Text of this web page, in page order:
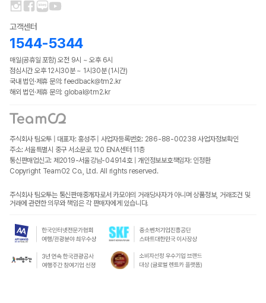
고객센터
1544-5344
매일(공휴일 포함) 오전 9시 ~ 오후 6시
점심시간 오후 12시30분 ~ 1시30분 (1시간)
국내 법인·제휴 문의: feedback@tm2.kr
해외 법인·제휴 문의: global@tm2.kr
주식회사 팀오투 | 대표자: 홍성주 | 사업자등록번호: 286-88-00238 사업자정보확인
주소: 서울특별시 중구 서소문로 120 ENA센터 11층
통신판매업신고: 제2019-서울강남-04914호 | 개인정보보호책임자: 인정환
Copyright TeamO2 Co., Ltd. All rights reserved.
주식회사 팀오투는 통신판매중개자로서 카모아의 거래당사자가 아니며 상품정보, 거래조건 및
거래에 관련한 의무와 책임은 각 판매자에게 있습니다.